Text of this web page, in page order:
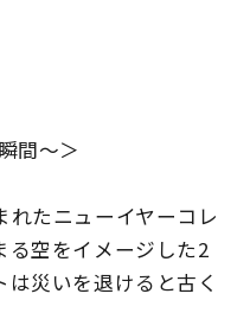
間〜＞
たニューイヤーコレ
る空をイメージした2
災いを退けると古く